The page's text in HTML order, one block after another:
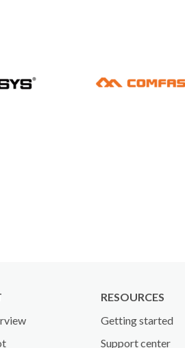
RESOURCES
Getting started
Support center